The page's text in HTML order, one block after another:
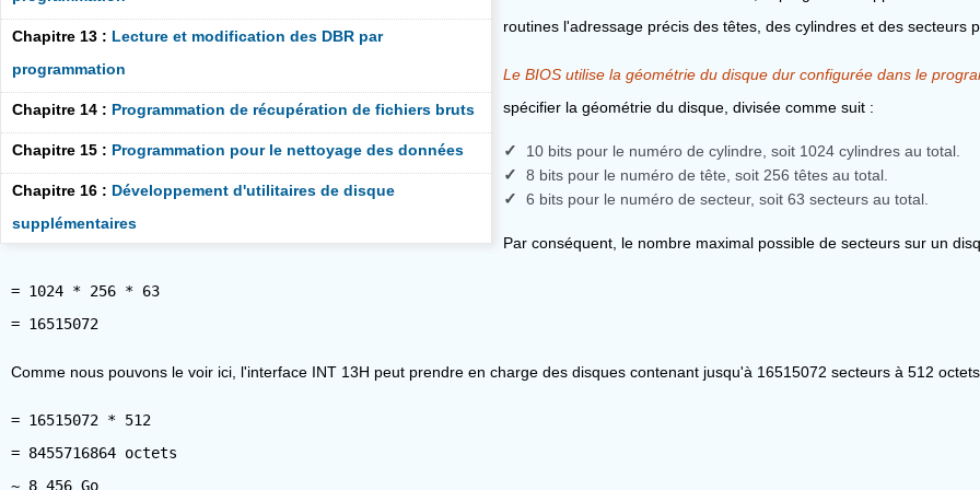
Chapitre 13 : Lecture et modification des DBR par
programmation
Chapitre 14 : Programmation de récupération de fichiers bruts
Chapitre 15 : Programmation pour le nettoyage des données
Chapitre 16 : Développement d'utilitaires de disque
supplémentaires
routines l'adressage précis des têtes, des cylindres et des secteurs
Le BIOS utilise la géométrie du disque dur configurée dans le
spécifier la géométrie du disque, divisée comme suit :
10 bits pour le numéro de cylindre, soit 1024 cylindres au total.
8 bits pour le numéro de tête, soit 256 têtes au total.
6 bits pour le numéro de secteur, soit 63 secteurs au total.
Par conséquent, le nombre maximal possible de secteurs sur un
= 1024 * 256 * 63
Comme nous pouvons le voir ici, l'interface INT 13H peut prendre en charge des disques contenant jusqu'à 16515072 secteurs à 512
= 16515072 * 512
= 8455716864 octets